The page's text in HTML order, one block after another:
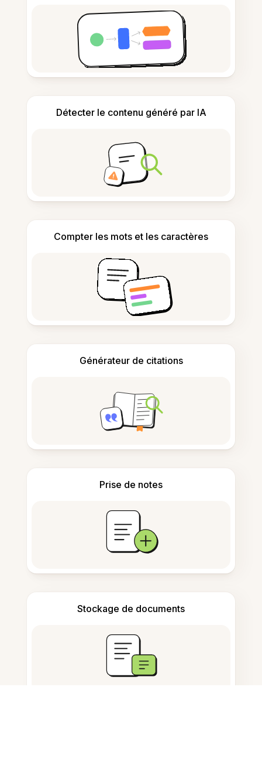
Détecter le contenu généré par IA
Compter les mots et les caractères
Générateur de citations
Prise de notes
Stockage de documents